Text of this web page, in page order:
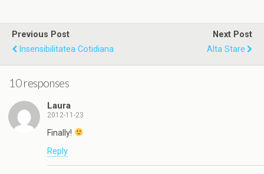
Previous Post
Insensibilitatea Cotidiana
Next Post
Alta Stare
10 responses
Laura
2012-11-23
Finally!
Reply